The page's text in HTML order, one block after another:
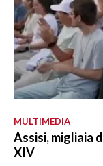
MULTIMEDIA
Assisi, migliaia
XIV